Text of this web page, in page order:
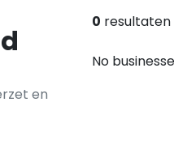
en
0 resultaten
No